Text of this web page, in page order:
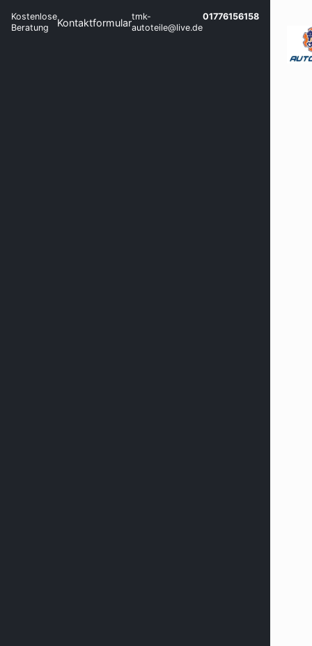
Kostenlose
Beratung
Kontaktformulartmk-
autoteile@live.de
01776156158